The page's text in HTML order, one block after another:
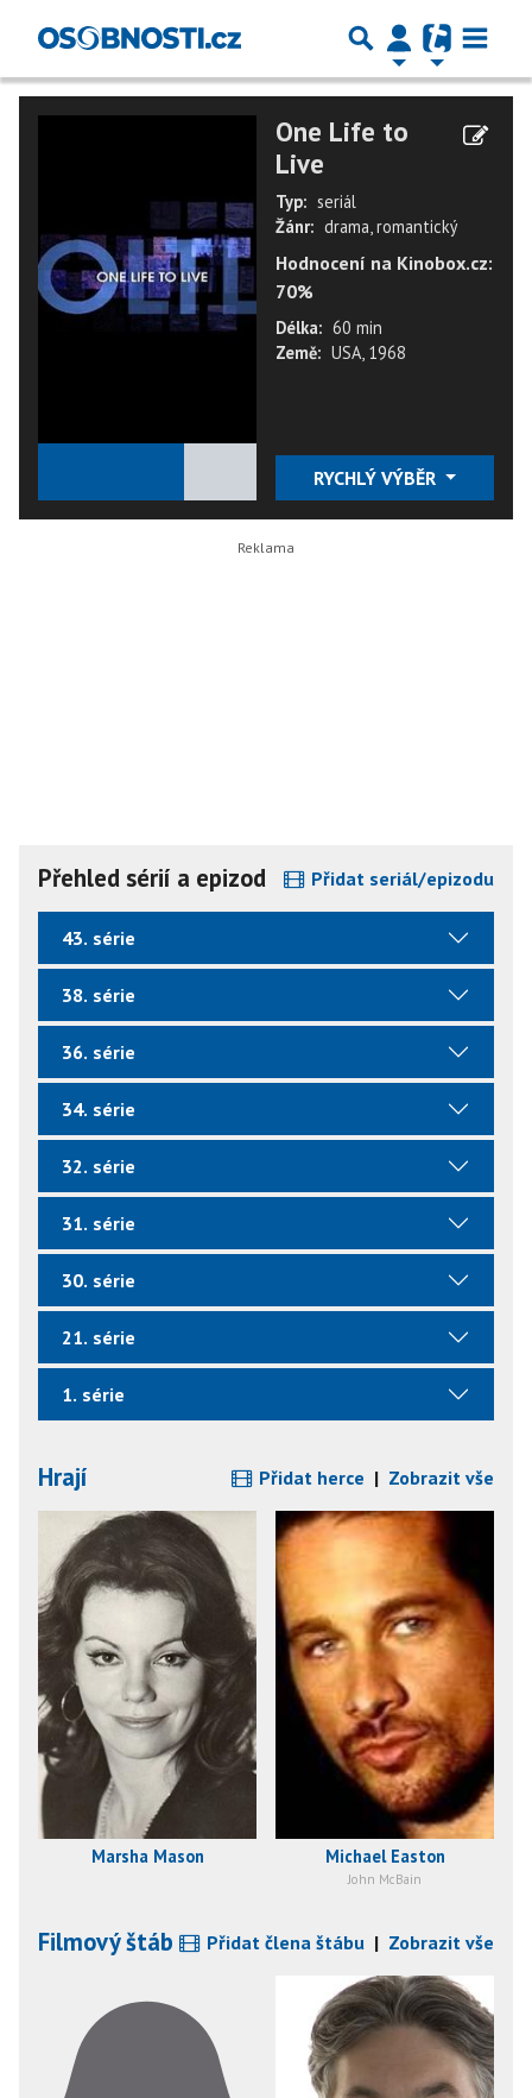
One Life to
Live
Typ: seriál
Žánr: drama, romantický
Hodnocení na Kinobox.cz:
70%
Délka: 60 min
Země: USA, 1968
RYCHLÝ VÝBĚR
Přehled sérií a epizod Přidat seriál/epizodu
43. série
38. série
36. série
34. série
32. série
31. série
30. série
21. série
1. série
Hrají Přidat herce | Zobrazit vše
Marsha Mason Michael Easton
John McBain
Filmový štáb Přidat člena štábu | Zobrazit vše